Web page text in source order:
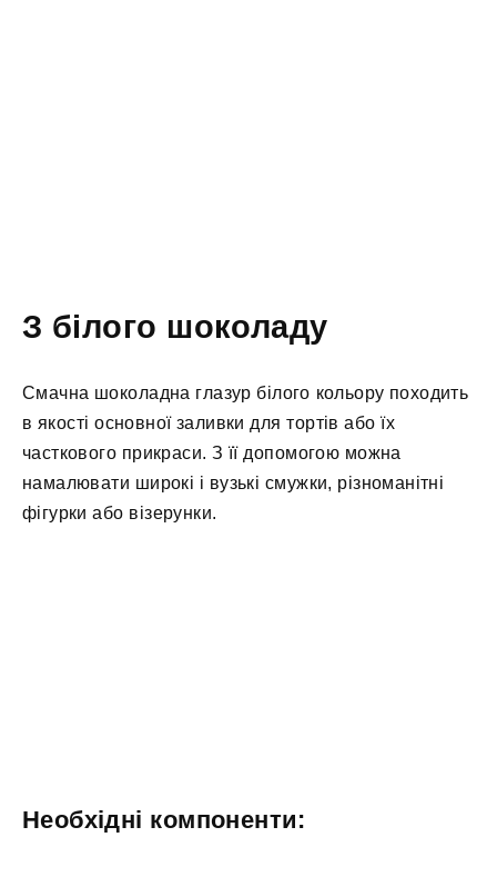
З білого шоколаду
Смачна шоколадна глазур білого кольору походить
в якості основної заливки для тортів або їх
часткового прикраси. З її допомогою можна
намалювати широкі і вузькі смужки, різноманітні
фігурки або візерунки.
Необхідні компоненти: